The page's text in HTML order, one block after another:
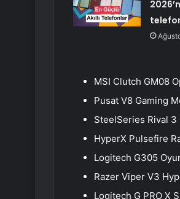
MSI Clutch GM08
Pusat V8 Gaming
SteelSeries Rival 3
HyperX Pulsefire
Logitech G305
Razer Viper V3
Logitech G PRO X